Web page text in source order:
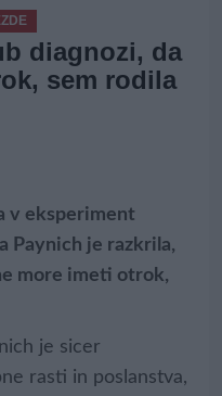
diagnozi, da
sem rodila
v eksperiment
Paynich je razkrila,
more imeti otrok,
je sicer
rasti in poslanstva,